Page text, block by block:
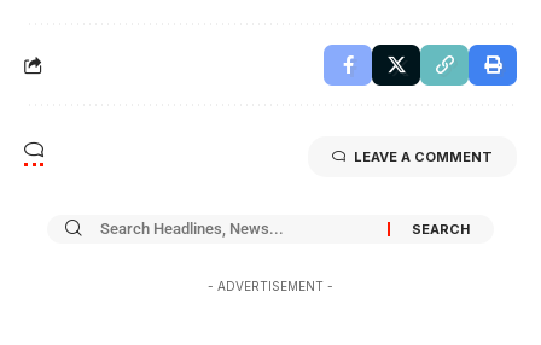
LEAVE A COMMENT
- ADVERTISEMENT -